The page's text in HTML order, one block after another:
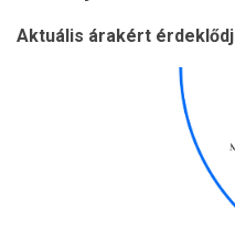
Aktuális árakért